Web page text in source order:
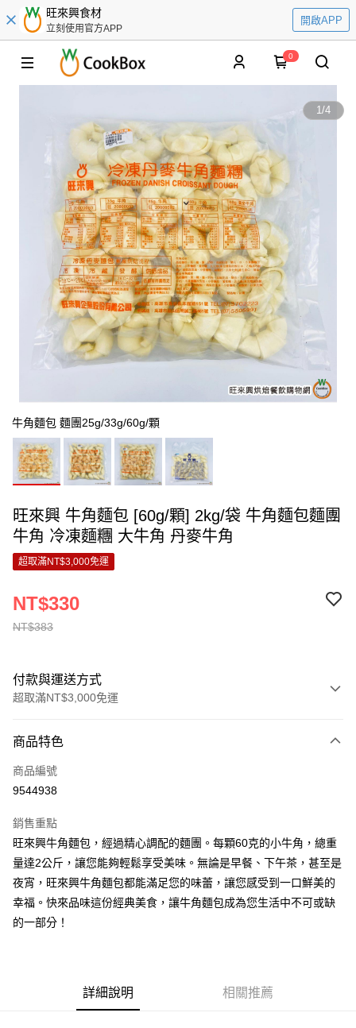
旺來興食材
立刻使用官方APP
開啟APP
0
1/4
牛角麵包 麵團25g/33g/60g/顆
旺來興 牛角麵包 [60g/顆] 2kg/袋 牛角麵包麵團
牛角 冷凍麵糰 大牛角 丹麥牛角
超取滿NT$3,000免運
NT$383
NT$330
付款與運送方式
超取滿NT$3,000免運
信用卡一次付款
LINE Pay
街口支付
悠遊付
全盈+PAY
AFTEE先享後付
１．簡單：不需註冊會員、不需綁卡、不需儲值。
商品特色
商品編號
9544938
銷售重點
旺來興牛角麵包，經過精心調配的麵團。每顆60克的小牛角，總重
量達2公斤，讓您能夠輕鬆享受美味。無論是早餐、下午茶，甚至是
夜宵，旺來興牛角麵包都能滿足您的味蕾，讓您感受到一口鮮美的
幸福。快來品味這份經典美食，讓牛角麵包成為您生活中不可或缺
的一部分！
詳細說明 相關推薦